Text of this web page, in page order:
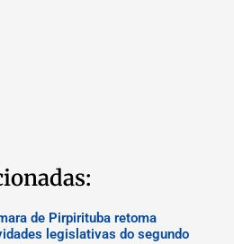
de Pirpirituba retoma
legislativas do segundo